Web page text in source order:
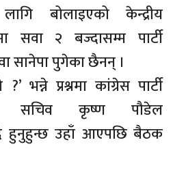
बोलाइएको केन्द्रीय
सवा २ बज्दासम्म पार्टी
सानेपा पुगेका छैनन् ।
प्रश्नमा कांग्रेस पार्टी
सचिव कृष्ण पौडेल
हुनुहुन्छ उहाँ आएपछि बैठक